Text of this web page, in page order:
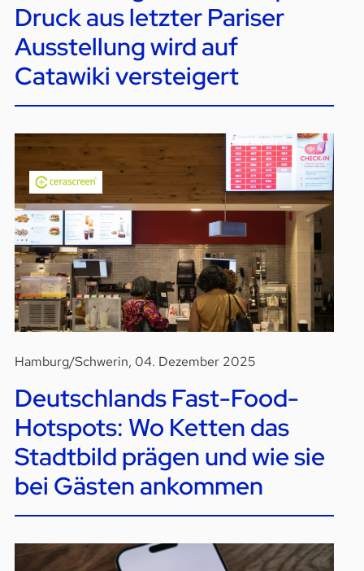
Druck aus letzter Pariser
Ausstellung wird auf
Catawiki versteigert
Hamburg/Schwerin, 04. Dezember 2025
Deutschlands Fast-Food-
Hotspots: Wo Ketten das
Stadtbild prägen und wie sie
bei Gästen ankommen